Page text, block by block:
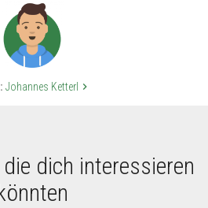
Johannes Ketterl keyboard_arrow_right
dich interessieren